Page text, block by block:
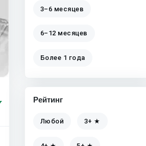
3–6 месяцев
6–12 месяцев
Более 1 года
Рейтинг
Любой 3+ ★